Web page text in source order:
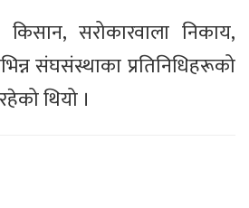
किसान, सरोकारवाला निकाय,
संघसंस्थाका प्रतिनिधिहरूको
थियो ।